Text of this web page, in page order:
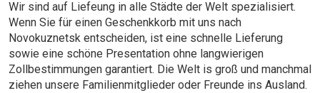
Wir sind auf Liefeung in alle Städte der Welt spezialisiert.
Wenn Sie für einen Geschenkkorb mit uns nach
Novokuznetsk entscheiden, ist eine schnelle Lieferung
sowie eine schöne Presentation ohne langwierigen
Zollbestimmungen garantiert. Die Welt is groß und manchmal
ziehen unsere Familienmitglieder oder Freunde ins Ausland.